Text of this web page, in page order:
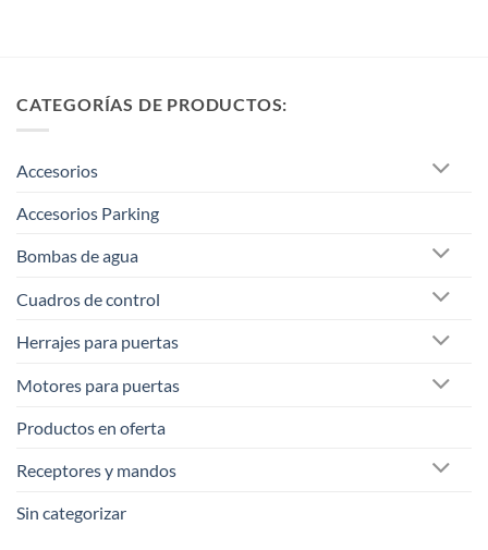
CATEGORÍAS DE PRODUCTOS:
Accesorios
Accesorios Parking
Bombas de agua
Cuadros de control
Herrajes para puertas
Motores para puertas
Productos en oferta
Receptores y mandos
Sin categorizar